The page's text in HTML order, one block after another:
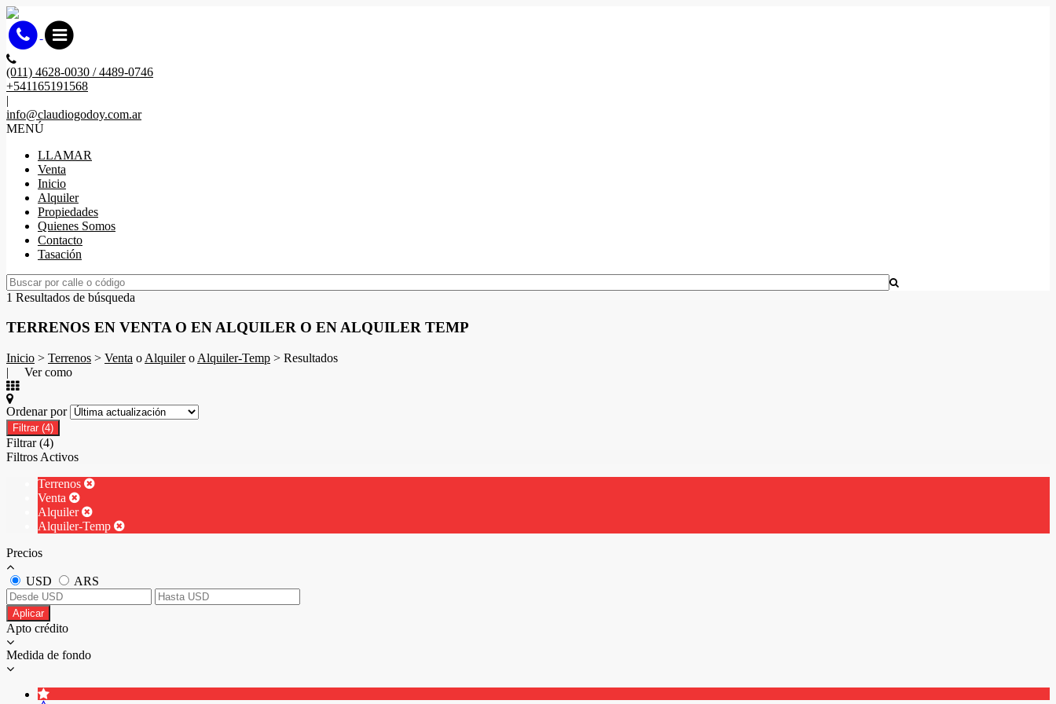
(011) 4628-0030 / 4489-0746
+541165191568
|
info@claudiogodoy.com.ar
MENÚ
LLAMAR
Venta
Inicio
Alquiler
Propiedades
Quienes Somos
Contacto
Tasación
1 Resultados de búsqueda
TERRENOS EN VENTA O EN ALQUILER O EN ALQUILER TEMP
Inicio > Terrenos > Venta o Alquilero Alquiler-Temp > Resultados
| Ver como
Ordenar por
Filtrar (4)
Filtrar (4)
Filtros Activos
Terrenos
Venta
Alquiler
Alquiler-Temp
Precios
USD ARS
Aplicar
Apto crédito
Medida de fondo